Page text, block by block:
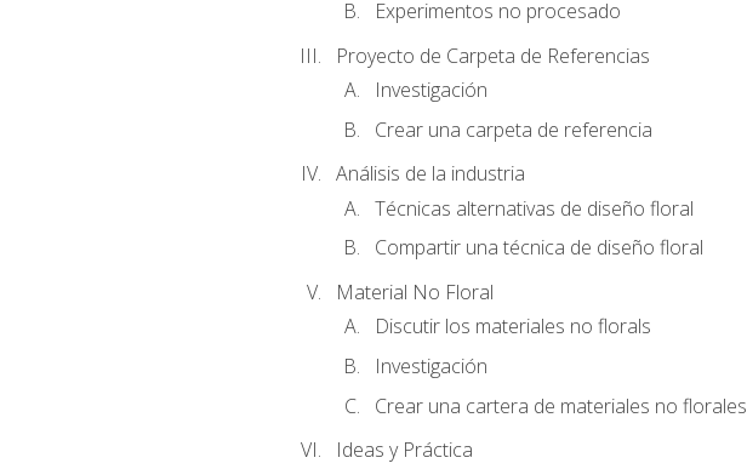
Experimentos no procesado
Proyecto de Carpeta de Referencias
Investigación
Crear una carpeta de referencia
Análisis de la industria
Técnicas alternativas de diseño floral
Compartir una técnica de diseño floral
Material No Floral
Discutir los materiales no florals
Investigación
Crear una cartera de materiales no florales
Ideas y Práctica